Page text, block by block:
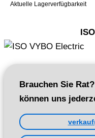
Aktuelle Lagerverfügbarkeit
Brauchen Sie
können uns